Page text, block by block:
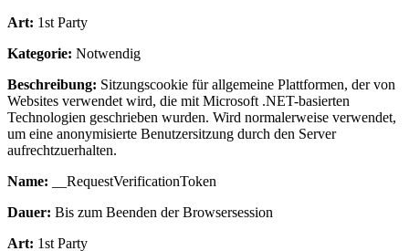
Art: 1st Party
Kategorie: Notwendig
Beschreibung: Sitzungscookie für allgemeine Plattformen, der von
Websites verwendet wird, die mit Microsoft .NET-basierten
Technologien geschrieben wurden. Wird normalerweise verwendet,
um eine anonymisierte Benutzersitzung durch den Server
aufrechtzuerhalten.
Name: __RequestVerificationToken
Dauer: Bis zum Beenden der Browsersession
Art: 1st Party